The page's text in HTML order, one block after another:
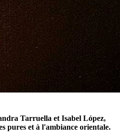
Tarruella et Isabel López,
pures et à l'ambiance orientale.